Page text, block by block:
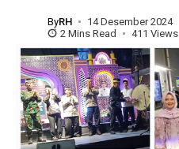
ByRH
14 Desember 2024
2 Mins Read
411 Views